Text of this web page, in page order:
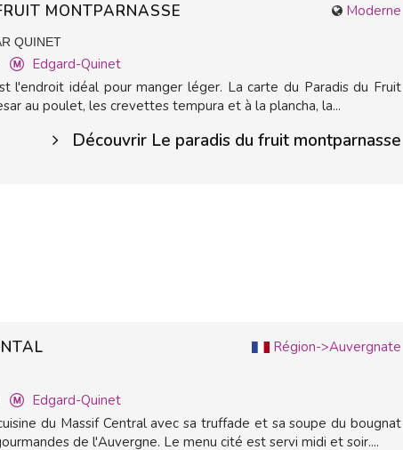
Moderne
MONTPARNASSE
QUINET
Edgard-Quinet
l'endroit idéal pour manger léger. La carte du Paradis du Fruit
au poulet, les crevettes tempura et à la plancha, la...
Découvrir Le paradis du fruit montparnasse
Région->Auvergnate
Edgard-Quinet
du Massif Central avec sa truffade et sa soupe du bougnat
de l'Auvergne. Le menu cité est servi midi et soir....